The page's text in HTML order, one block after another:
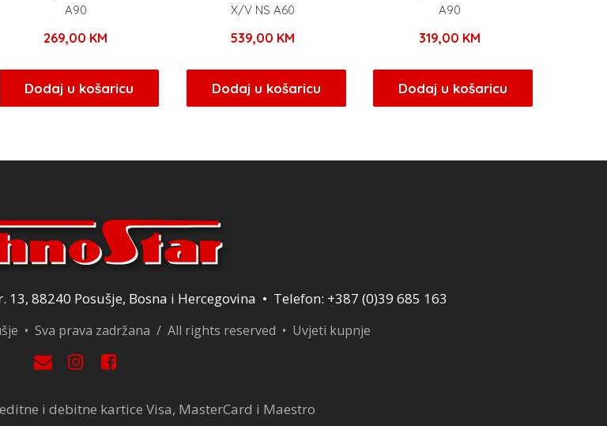
A90
269,00 KM
Dodaj u košaricu
X/V NS A60
539,00 KM
Dodaj u košaricu
A90
319,00 KM
Dodaj u košaricu
13, 88240 Posušje, Bosna i Hercegovina • Telefon: +387 (0)39 685 163
• Sva prava zadržana / All rights reserved • Uvjeti kupnje
i debitne kartice Visa, MasterCard i Maestro